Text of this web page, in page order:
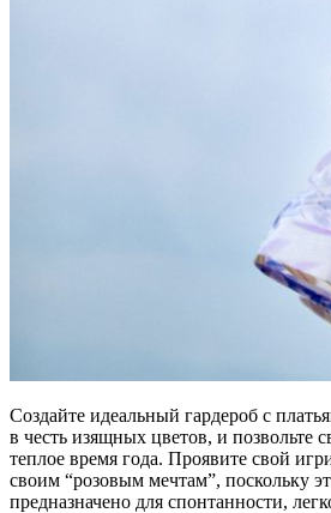
Создайте идеальный гардероб с
в честь изящных цветов, и позвольте
теплое время года. Проявите свой
своим “розовым мечтам”, поскольку
предназначено для спонтанности,